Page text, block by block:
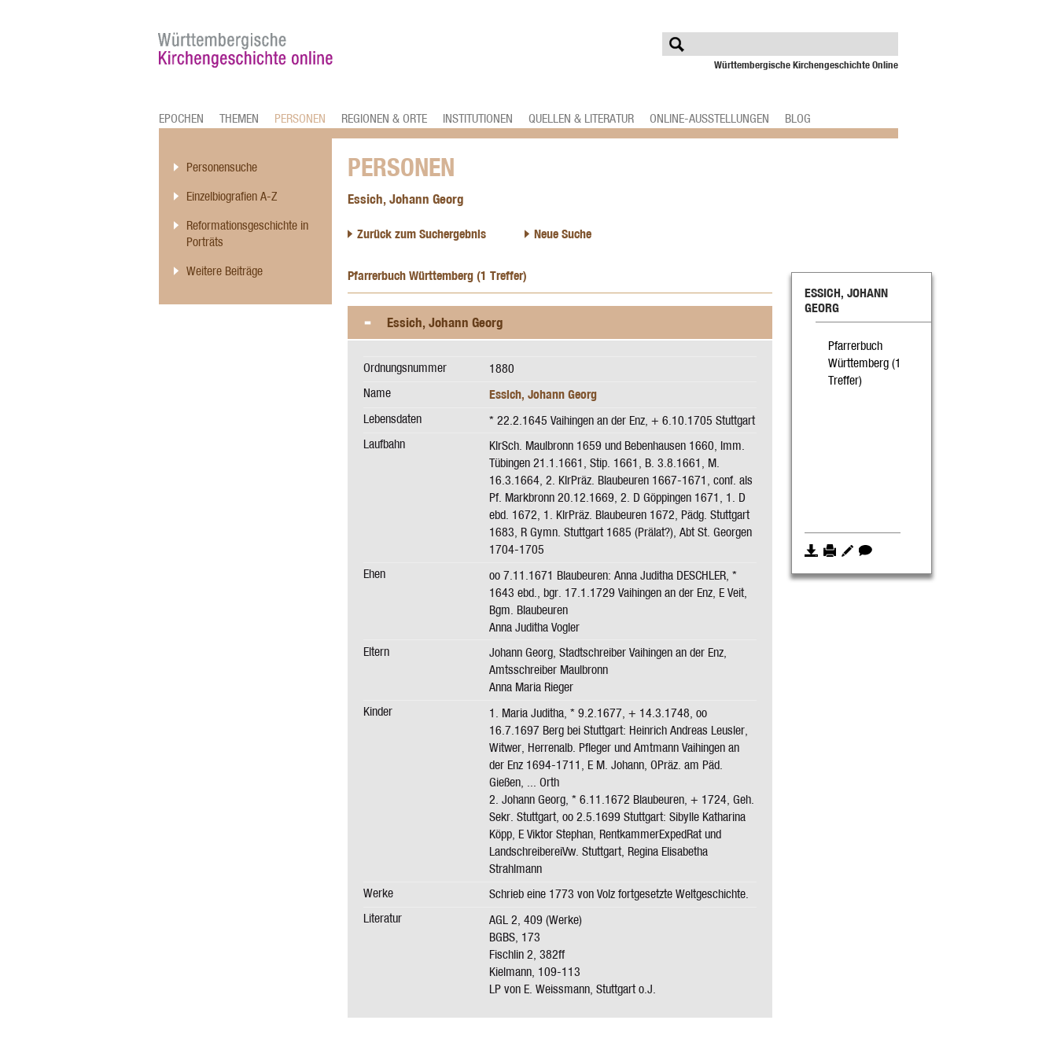
EPOCHEN THEMEN PERSONEN REGIONEN & ORTE INSTITUTIONEN QUELLEN & LITERATUR ONLINE-AUSSTELLUNGEN BLOG
Württembergische Kirchengeschichte Online
Personensuche
Einzelbiografien A-Z
Reformationsgeschichte in
Porträts
Weitere Beiträge
PERSONEN
Essich, Johann Georg
Zurück zum Suchergebnis Neue Suche
Pfarrerbuch Württemberg (1 Treffer)
Essich, Johann Georg
Ordnungsnummer
1880
Name
Essich, Johann Georg
Lebensdaten
* 22.2.1645 Vaihingen an der Enz, + 6.10.1705 Stuttgart
Laufbahn
KlrSch. Maulbronn 1659 und Bebenhausen 1660, Imm.
Tübingen 21.1.1661, Stip. 1661, B. 3.8.1661, M.
16.3.1664, 2. KlrPräz. Blaubeuren 1667-1671, conf. als
Pf. Markbronn 20.12.1669, 2. D Göppingen 1671, 1. D
ebd. 1672, 1. KlrPräz. Blaubeuren 1672, Pädg. Stuttgart
1683, R Gymn. Stuttgart 1685 (Prälat?), Abt St. Georgen
1704-1705
Ehen
oo 7.11.1671 Blaubeuren: Anna Juditha DESCHLER, *
1643 ebd., bgr. 17.1.1729 Vaihingen an der Enz, E Veit,
Bgm. Blaubeuren
Anna Juditha Vogler
Eltern
Johann Georg, Stadtschreiber Vaihingen an der Enz,
Amtsschreiber Maulbronn
Anna Maria Rieger
Kinder
1. Maria Juditha, * 9.2.1677, + 14.3.1748, oo
16.7.1697 Berg bei Stuttgart: Heinrich Andreas Leusler,
Witwer, Herrenalb. Pfleger und Amtmann Vaihingen an
der Enz 1694-1711, E M. Johann, OPräz. am Päd.
Gießen, ... Orth
2. Johann Georg, * 6.11.1672 Blaubeuren, + 1724, Geh.
Sekr. Stuttgart, oo 2.5.1699 Stuttgart: Sibylle Katharina
Köpp, E Viktor Stephan, RentkammerExpedRat und
LandschreibereiVw. Stuttgart, Regina Elisabetha
Strahlmann
Werke
Schrieb eine 1773 von Volz fortgesetzte Weltgeschichte.
Literatur
AGL 2, 409 (Werke)
BGBS, 173
Fischlin 2, 382ff
Kielmann, 109-113
LP von E. Weissmann, Stuttgart o.J.
ESSICH, JOHANN
GEORG
Pfarrerbuch
Württemberg (1
Treffer)